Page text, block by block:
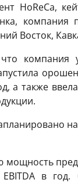
HoReCa,
компания
Восток,
компания
а также
в год.